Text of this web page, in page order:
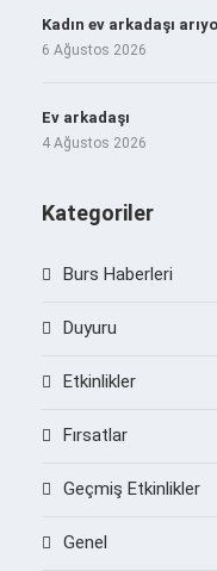
Kadın ev arkadaşı
6 Ağustos 2026
Ev arkadaşı
4 Ağustos 2026
Kategoriler
Burs Haberleri
Duyuru
Etkinlikler
Fırsatlar
Geçmiş Etkinlikler
Genel